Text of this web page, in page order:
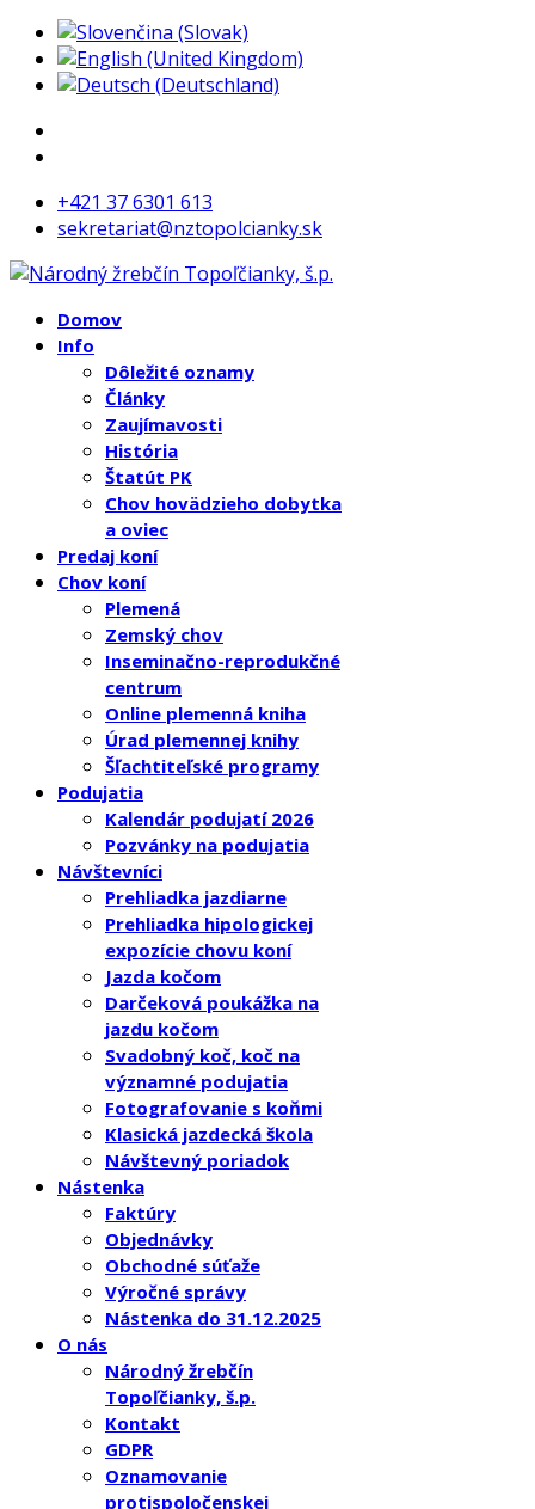
+421 37 6301 613
sekretariat@nztopolcianky.sk
Domov
Info
Dôležité oznamy
Články
Zaujímavosti
História
Štatút PK
Chov hovädzieho dobytka
a oviec
Predaj koní
Chov koní
Plemená
Zemský chov
Inseminačno-reprodukčné
centrum
Online plemenná kniha
Úrad plemennej knihy
Šľachtiteľské programy
Podujatia
Kalendár podujatí 2026
Pozvánky na podujatia
Návštevníci
Prehliadka jazdiarne
Prehliadka hipologickej
expozície chovu koní
Jazda kočom
Darčeková poukážka na
jazdu kočom
Svadobný koč, koč na
významné podujatia
Fotografovanie s koňmi
Klasická jazdecká škola
Návštevný poriadok
Nástenka
Faktúry
Objednávky
Obchodné súťaže
Výročné správy
Nástenka do 31.12.2025
O nás
Národný žrebčín
Topoľčianky, š.p.
Kontakt
GDPR
Oznamovanie
protispoločenskej